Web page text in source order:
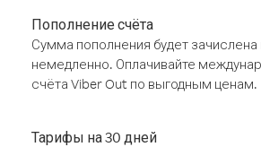
Пополнение счёта
Сумма пополнения будет зачислена
немедленно. Оплачивайте
счёта Viber Out по выгодным ценам.
Тарифы на 30 дней